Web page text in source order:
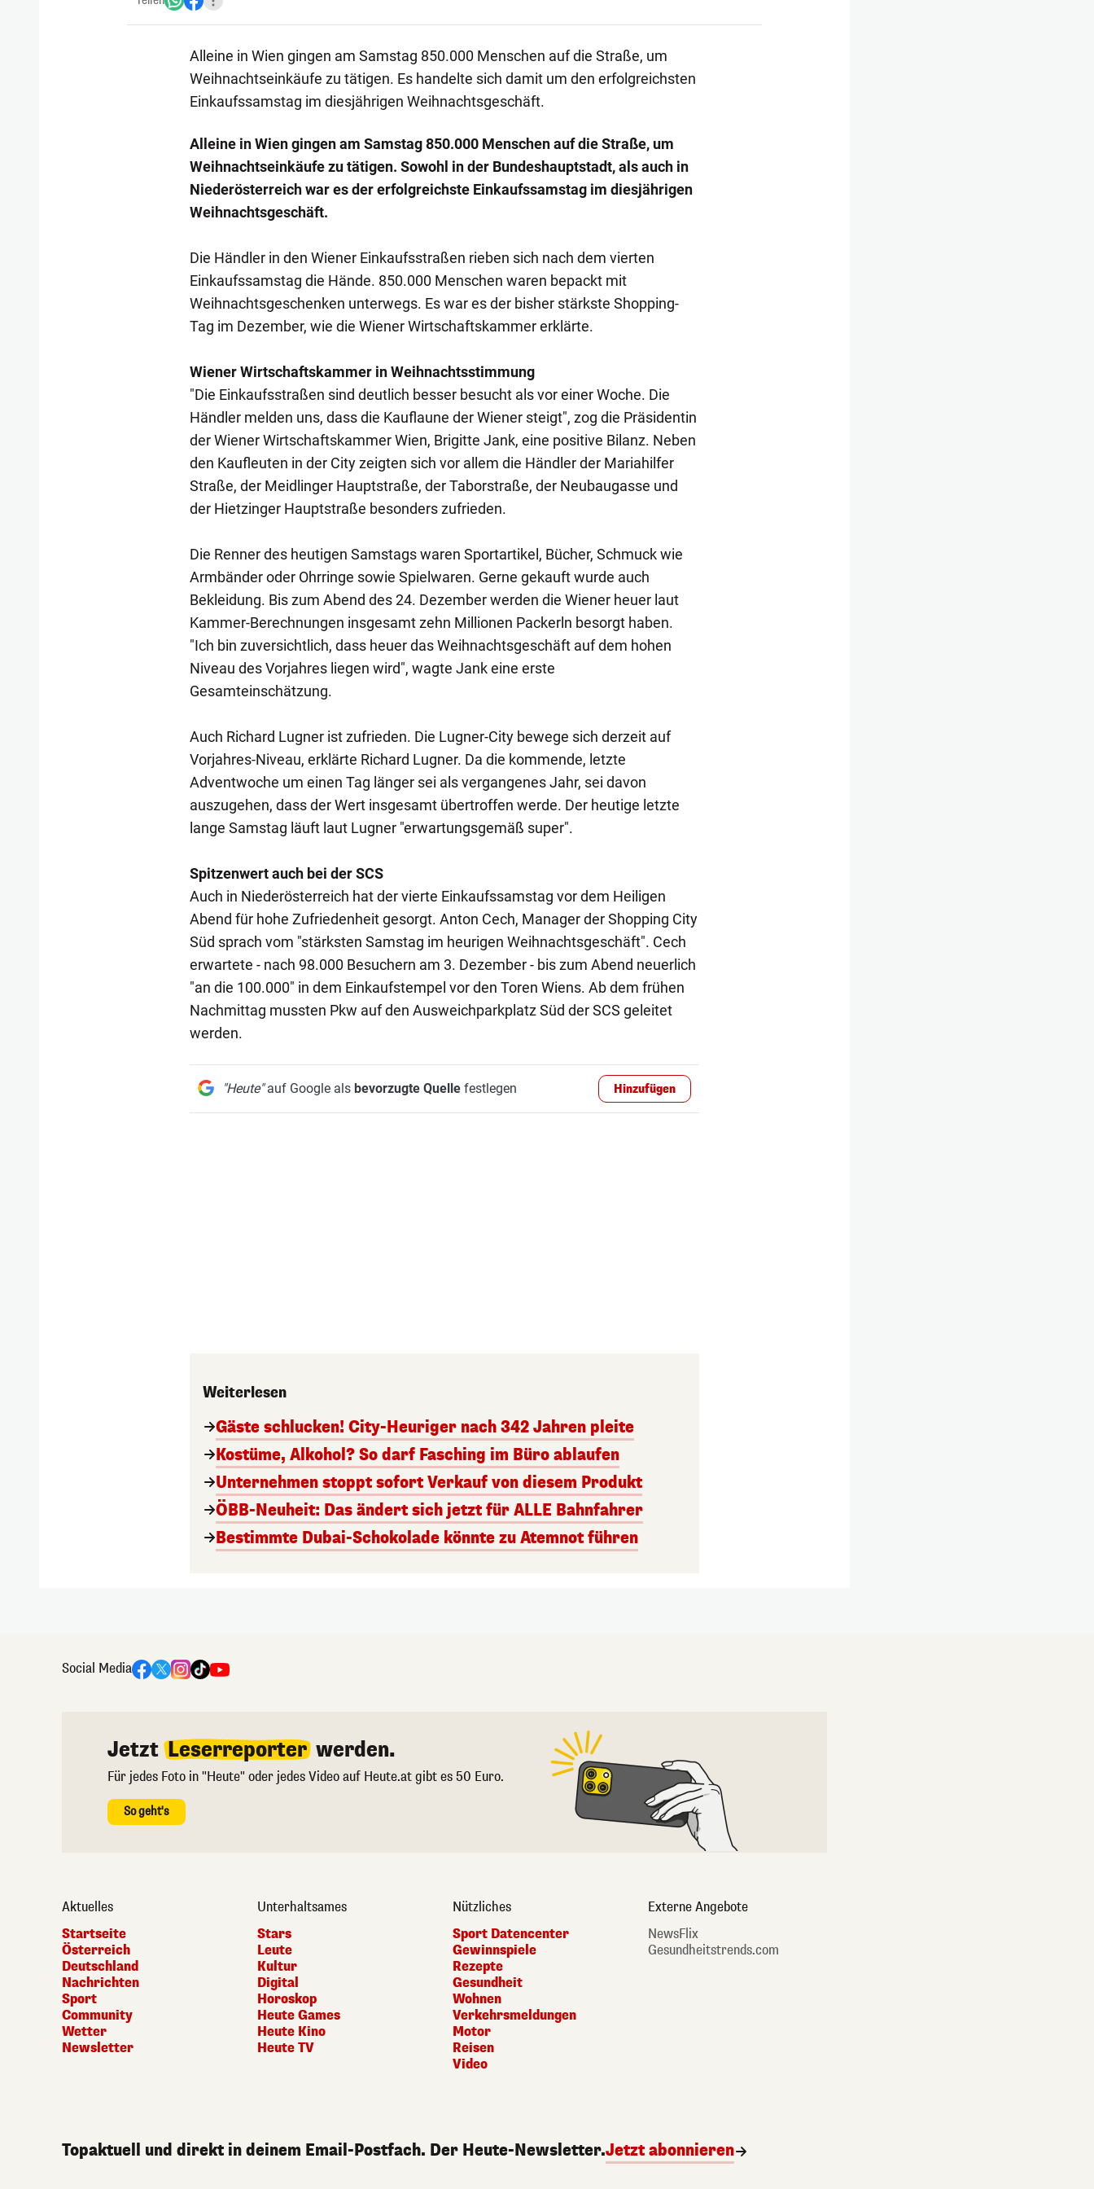
Alleine in Wien gingen am Samstag 850.000 Menschen auf die Straße, um
Weihnachtseinkäufe zu tätigen. Es handelte sich damit um den erfolgreichsten
Einkaufssamstag im diesjährigen Weihnachtsgeschäft.
Alleine in Wien gingen am Samstag 850.000 Menschen auf die Straße, um
Weihnachtseinkäufe zu tätigen. Sowohl in der Bundeshauptstadt, als auch in
Niederösterreich war es der erfolgreichste Einkaufssamstag im diesjährigen
Weihnachtsgeschäft.
Die Händler in den Wiener Einkaufsstraßen rieben sich nach dem vierten
Einkaufssamstag die Hände. 850.000 Menschen waren bepackt mit
Weihnachtsgeschenken unterwegs. Es war es der bisher stärkste Shopping-
Tag im Dezember, wie die Wiener Wirtschaftskammer erklärte.
Wiener Wirtschaftskammer in Weihnachtsstimmung
"Die Einkaufsstraßen sind deutlich besser besucht als vor einer Woche. Die
Händler melden uns, dass die Kauflaune der Wiener steigt", zog die Präsidentin
der Wiener Wirtschaftskammer Wien, Brigitte Jank, eine positive Bilanz. Neben
den Kaufleuten in der City zeigten sich vor allem die Händler der Mariahilfer
Straße, der Meidlinger Hauptstraße, der Taborstraße, der Neubaugasse und
der Hietzinger Hauptstraße besonders zufrieden.
Die Renner des heutigen Samstags waren Sportartikel, Bücher, Schmuck wie
Armbänder oder Ohrringe sowie Spielwaren. Gerne gekauft wurde auch
Bekleidung. Bis zum Abend des 24. Dezember werden die Wiener heuer laut
Kammer-Berechnungen insgesamt zehn Millionen Packerln besorgt haben.
"Ich bin zuversichtlich, dass heuer das Weihnachtsgeschäft auf dem hohen
Niveau des Vorjahres liegen wird", wagte Jank eine erste
Gesamteinschätzung.
Auch Richard Lugner ist zufrieden. Die Lugner-City bewege sich derzeit auf
Vorjahres-Niveau, erklärte Richard Lugner. Da die kommende, letzte
Adventwoche um einen Tag länger sei als vergangenes Jahr, sei davon
auszugehen, dass der Wert insgesamt übertroffen werde. Der heutige letzte
lange Samstag läuft laut Lugner "erwartungsgemäß super".
Spitzenwert auch bei der SCS
Auch in Niederösterreich hat der vierte Einkaufssamstag vor dem Heiligen
Abend für hohe Zufriedenheit gesorgt. Anton Cech, Manager der Shopping City
Süd sprach vom "stärksten Samstag im heurigen Weihnachtsgeschäft". Cech
erwartete - nach 98.000 Besuchern am 3. Dezember - bis zum Abend neuerlich
"an die 100.000" in dem Einkaufstempel vor den Toren Wiens. Ab dem frühen
Nachmittag mussten Pkw auf den Ausweichparkplatz Süd der SCS geleitet
werden.
"Heute"auf Google als bevorzugte Quellefestlegen Hinzufügen
Weiterlesen
Gäste schlucken! City-Heuriger nach 342 Jahren pleite
Kostüme, Alkohol? So darf Fasching im Büro ablaufen
Unternehmen stoppt sofort Verkauf von diesem Produkt
ÖBB-Neuheit: Das ändert sich jetzt für ALLE Bahnfahrer
Bestimmte Dubai-Schokolade könnte zu Atemnot führen
Social Media
Jetzt Leserreporter werden.
Für jedes Foto in "Heute" oder jedes Video auf Heute.at gibt es 50 Euro.
So geht's
Aktuelles
Startseite
Österreich
Deutschland
Nachrichten
Sport
Community
Wetter
Newsletter
Unterhaltsames
Stars
Leute
Kultur
Digital
Horoskop
Heute Games
Heute Kino
Heute TV
Nützliches
Sport Datencenter
Gewinnspiele
Rezepte
Gesundheit
Wohnen
Verkehrsmeldungen
Motor
Reisen
Video
Externe Angebote
NewsFlix
Gesundheitstrends.com
Topaktuell und direkt in deinem Email-Postfach. Der Heute-Newsletter.Jetzt abonnieren